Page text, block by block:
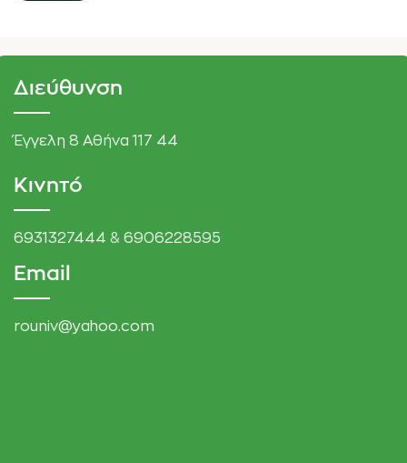
Διεύθυνση
Έγγελη 8 Αθήνα 117 44
Κινητό
6931327444 & 6906228595
Email
rouniv@yahoo.com